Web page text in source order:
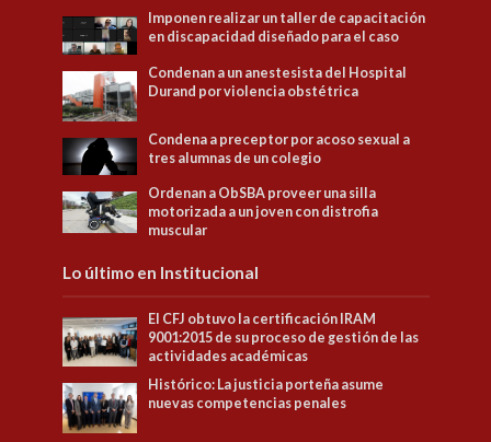
Imponen realizar un taller de capacitación
en discapacidad diseñado para el caso
Condenan a un anestesista del Hospital
Durand por violencia obstétrica
Condena a preceptor por acoso sexual a
tres alumnas de un colegio
Ordenan a ObSBA proveer una silla
motorizada a un joven con distrofia
muscular
Lo último en Institucional
El CFJ obtuvo la certificación IRAM
9001:2015 de su proceso de gestión de las
actividades académicas
Histórico: La justicia porteña asume
nuevas competencias penales